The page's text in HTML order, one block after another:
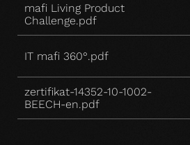
mafi Living Product
Challenge.pdf
IT mafi 360°.pdf
zertifikat-14352-10-1002-
BEECH-en.pdf